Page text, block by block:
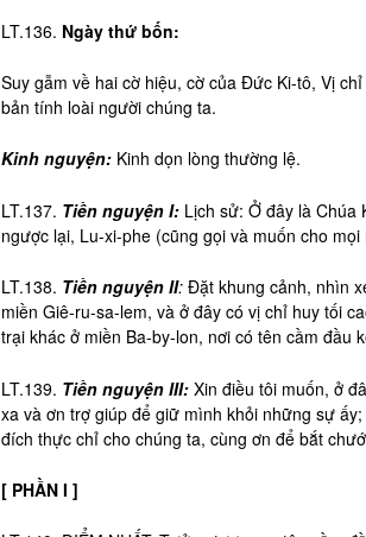
LT.136. Ngày thứ bốn:
Suy gẫm về hai cờ hiệu, cờ của Đức Ki-tô, Vị
bản tính loài người chúng ta.
Kinh nguyện: Kinh dọn lòng thường lệ.
LT.137. Tiền nguyện I: Lịch sử: Ở đây là Chúa
ngược lại, Lu-xi-phe (cũng gọi và muốn cho
LT.138. Tiền nguyện II: Đặt khung cảnh, nhìn
miền Giê-ru-sa-lem, và ở đây có vị chỉ huy tối
trại khác ở miền Ba-by-lon, nơi có tên cầm đầu
LT.139. Tiền nguyện III: Xin điều tôi muốn, ở
xa và ơn trợ giúp để giữ mình khỏi những sự
đích thực chỉ cho chúng ta, cùng ơn để bắt
[ PHẦN I ]